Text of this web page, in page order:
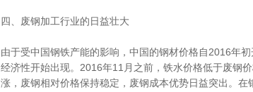
四、废钢加工行业的日益壮大
由于受中国钢铁产能的影响，中国的钢材价格自2016年
经济性开始出现。2016年11月之前，铁水价格低于废钢
涨，废钢相对价格保持稳定，废钢成本优势日益突出。